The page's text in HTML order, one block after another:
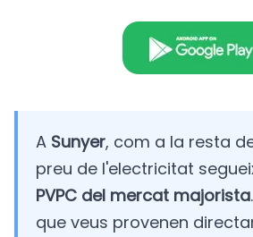
A Sunyer, com a la resta
preu de l'electricitat
PVPC del mercat majorista
que veus provenen